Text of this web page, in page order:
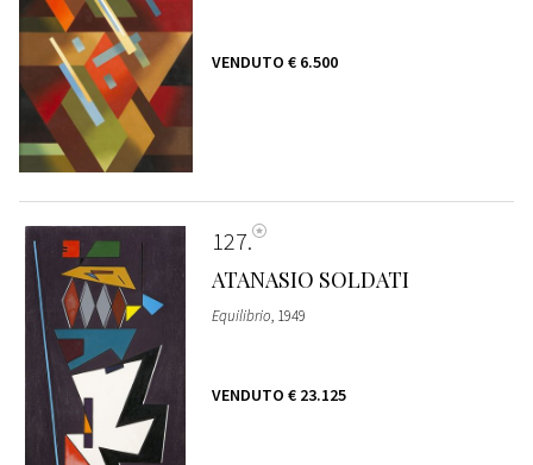
VENDUTO € 6.500
127
ATANASIO SOLDATI
Equilibrio, 1949
VENDUTO € 23.125